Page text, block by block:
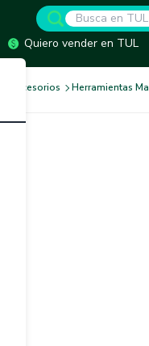
Quiero vender en TUL
y Accesorios Herramientas